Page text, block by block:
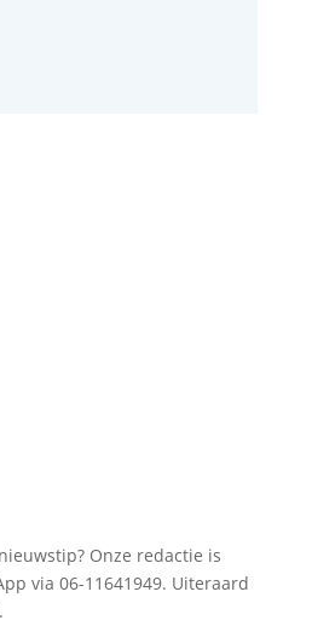
Onze redactie is
via 06-11641949. Uiteraard